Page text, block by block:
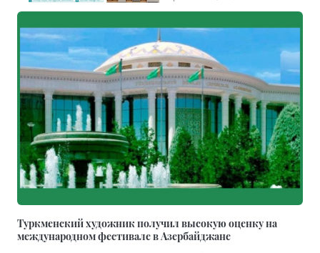
Туркменский художник получил высокую оценку на
международном фестивале в Азербайджане